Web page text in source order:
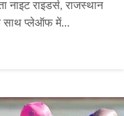
राइडर्स, राजस्थान
साथ प्लेऑफ में…